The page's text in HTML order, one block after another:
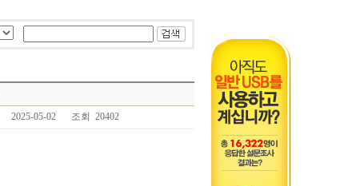
2025-05-02 조회 20402